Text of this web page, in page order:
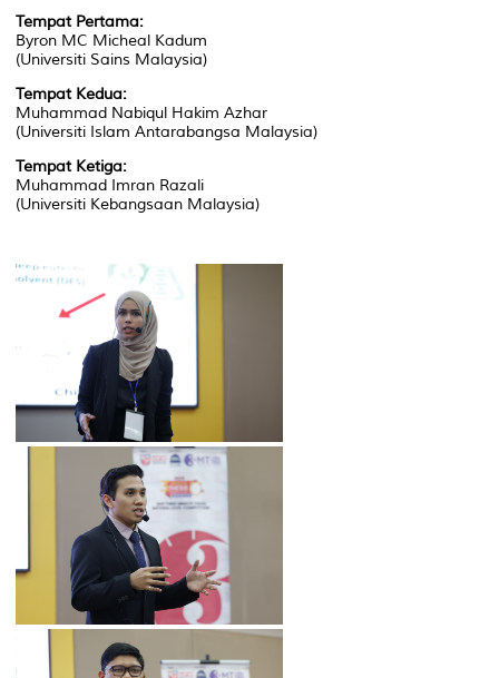
Tempat Pertama:
Byron MC Micheal Kadum
(Universiti Sains Malaysia)
Tempat Kedua:
Muhammad Nabiqul Hakim Azhar
(Universiti Islam Antarabangsa Malaysia)
Tempat Ketiga:
Muhammad Imran Razali
(Universiti Kebangsaan Malaysia)